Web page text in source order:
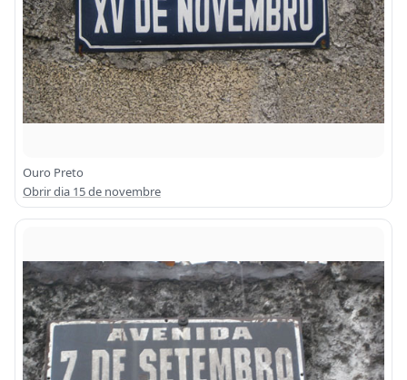
Ouro Preto
Obrir dia 15 de novembre